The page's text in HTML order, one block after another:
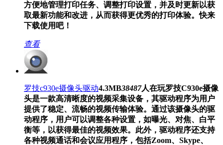
方便地管理打印任务、调整打印设置，并及时更新以获
取最新功能和改进，从而获得更优秀的打印体验。快来
下载使用吧！
查看
罗技c930e摄像头驱动4.3MB38487人在玩罗技C930e摄像
头是一款高清晰度的视频采集设备，其驱动程序为用户
提供了稳定、流畅的视频传输体验。通过该摄像头的驱
动程序，用户可以调整各种设置，如曝光、对焦、白平
衡等，以获得最佳的视频效果。此外，驱动程序还支持
各种视频通话和会议应用程序，包括Zoom、Skype、